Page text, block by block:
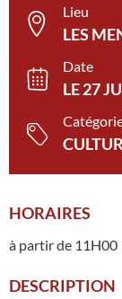
Lieu
LES
Date
LE 27
HORAIRES
à partir de 11H00
DESCRIPTION